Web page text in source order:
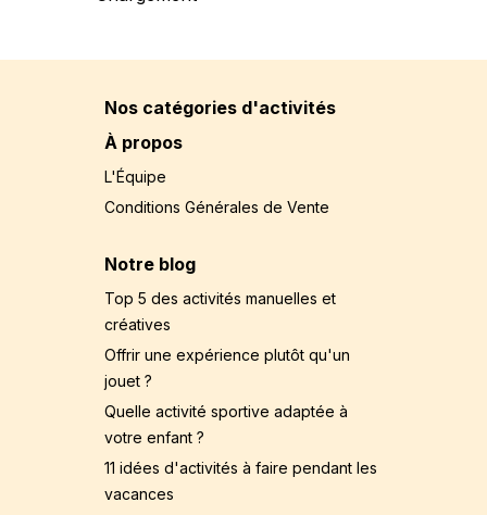
Nos catégories d'activités
À propos
L'Équipe
Conditions Générales de Vente
Notre blog
Top 5 des activités manuelles et
créatives
Offrir une expérience plutôt qu'un
jouet ?
Quelle activité sportive adaptée à
votre enfant ?
11 idées d'activités à faire pendant les
vacances